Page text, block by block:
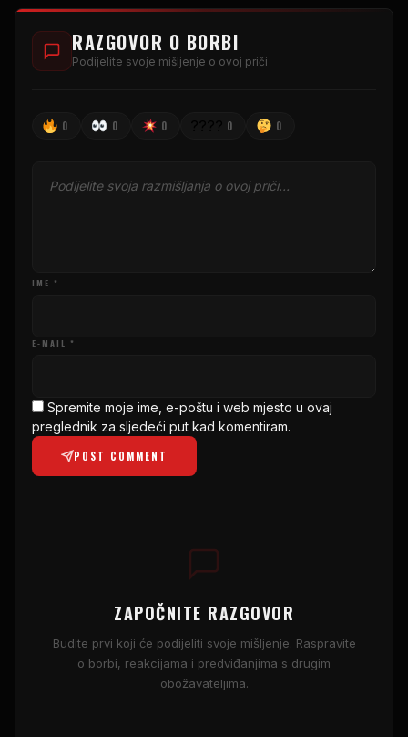
RAZGOVOR O BORBI
Podijelite svoje mišljenje o ovoj priči
0 0 0 0 0
IME *
E-MAIL *
Spremite moje ime, e-poštu i web mjesto u ovaj
preglednik za sljedeći put kad komentiram.
POST COMMENT
ZAPOČNITE RAZGOVOR
Budite prvi koji će podijeliti svoje mišljenje. Raspravite
o borbi, reakcijama i predviđanjima s drugim
obožavateljima.